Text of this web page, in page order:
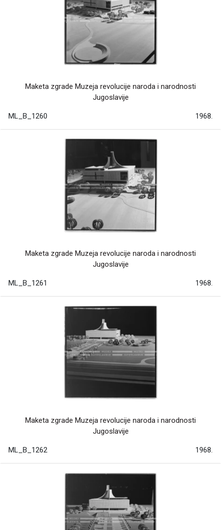
Maketa zgrade Muzeja revolucije naroda i narodnosti
Jugoslavije
ML_B_1260 1968.
Maketa zgrade Muzeja revolucije naroda i narodnosti
Jugoslavije
ML_B_1261 1968.
Maketa zgrade Muzeja revolucije naroda i narodnosti
Jugoslavije
ML_B_1262 1968.